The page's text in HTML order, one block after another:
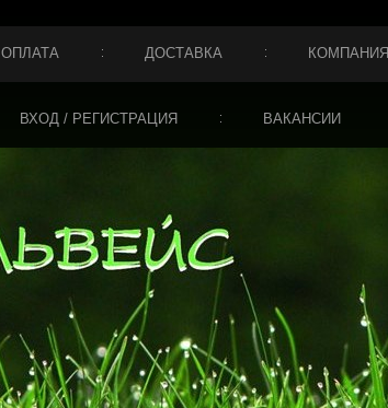
ОПЛАТА ДОСТАВКА КОМПАНИЯ
ВХОД / РЕГИСТРАЦИЯ ВАКАНСИИ